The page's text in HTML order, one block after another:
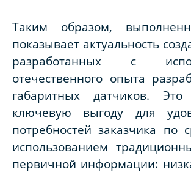
Таким образом,
показывает актуальность
разработанных с
отечественного опыта
габаритных датчиков. Это
ключевую выгоду для
потребностей заказчика по
использованием
первичной информации: